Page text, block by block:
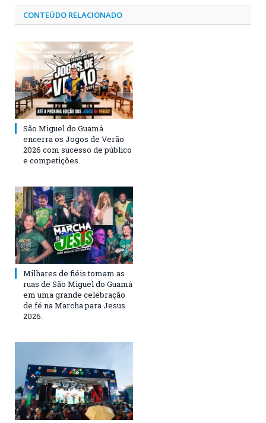
CONTEÚDO RELACIONADO
São Miguel do Guamá
encerra os Jogos de Verão
2026 com sucesso de público
e competições.
Milhares de fiéis tomam as
ruas de São Miguel do Guamá
em uma grande celebração
de fé na Marcha para Jesus
2026.